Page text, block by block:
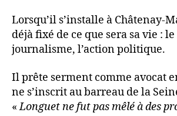
Lorsqu’il s’installe à Châtenay-
déjà fixé de ce que sera sa vie :
journalisme, l’action politique.
Il prête serment comme avocat
ne s’inscrit au barreau de la
«Longuet ne fut pas mêlé à des